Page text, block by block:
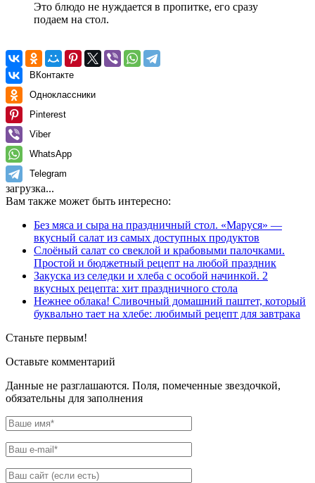
Это блюдо не нуждается в пропитке, его сразу
подаем на стол.
ВКонтакте
Одноклассники
Pinterest
Viber
WhatsApp
Telegram
загрузка...
Вам также может быть интересно:
Без мяса и сыра на праздничный стол. «Маруся» —
вкусный салат из самых доступных продуктов
Слоёный салат со свеклой и крабовыми палочками.
Простой и бюджетный рецепт на любой праздник
Закуска из селедки и хлеба с особой начинкой. 2
вкусных рецепта: хит праздничного стола
Нежнее облака! Сливочный домашний паштет, который
буквально тает на хлебе: любимый рецепт для завтрака
Станьте первым!
Оставьте комментарий
Данные не разглашаются. Поля, помеченные звездочкой,
обязательны для заполнения